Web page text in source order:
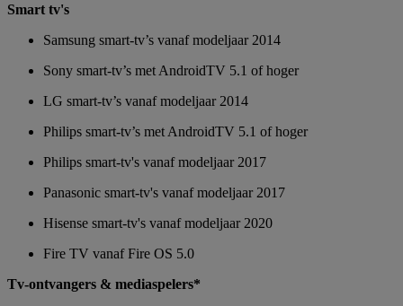
Smart tv's
Samsung smart-tv’s vanaf modeljaar 2014
Sony smart-tv’s met AndroidTV 5.1 of hoger
LG smart-tv’s vanaf modeljaar 2014
Philips smart-tv’s met AndroidTV 5.1 of hoger
Philips smart-tv's vanaf modeljaar 2017
Panasonic smart-tv's vanaf modeljaar 2017
Hisense smart-tv's vanaf modeljaar 2020
Fire TV vanaf Fire OS 5.0
Tv-ontvangers & mediaspelers*